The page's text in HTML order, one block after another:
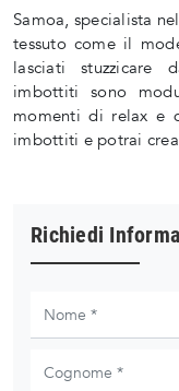
Samoa, specialista
tessuto come il
lasciati stuzzicare
imbottiti sono
momenti di relax e
imbottiti e potrai
Richiedi